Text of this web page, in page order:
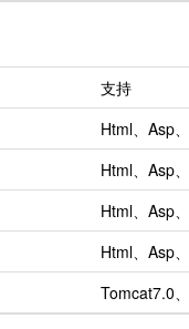
支持
Html、Asp
Html、Asp
Html、Asp
Html、Asp
Tomcat7.0